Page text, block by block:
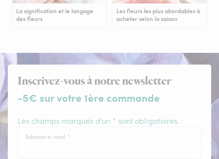
La signification et le langage
des fleurs
Les fleurs les plus abordables à
acheter selon la saison
Inscrivez-vous à notre newsletter
-5€ sur votre 1ère commande
Les champs marqués d'un * sont obligatoires.
Adresse e-mail *